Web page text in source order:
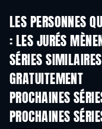
LES PERSONNES
: LES JURÉS
Série
SÉRIES
GRATUITEMENTSérie
PROCHAINES Série
PROCHAINES